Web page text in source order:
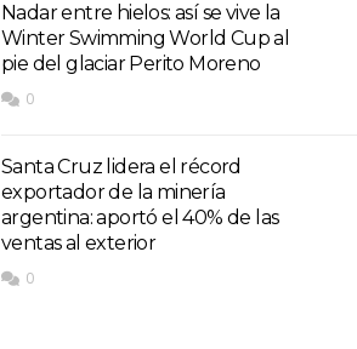
Nadar entre hielos: así se vive la
Winter Swimming World Cup al
pie del glaciar Perito Moreno
0
Santa Cruz lidera el récord
exportador de la minería
argentina: aportó el 40% de las
ventas al exterior
0